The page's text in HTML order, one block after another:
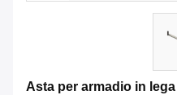
Asta per armadio in